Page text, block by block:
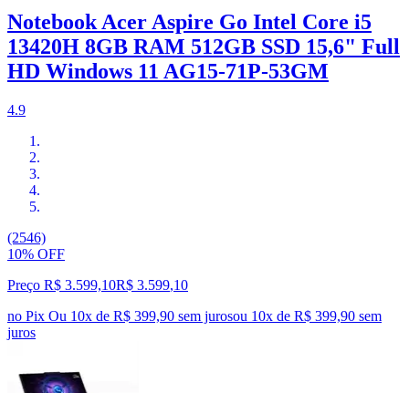
Notebook Acer Aspire Go Intel Core i5
13420H 8GB RAM 512GB SSD 15,6" Full
HD Windows 11 AG15-71P-53GM
4.9
(2546)
10% OFF
Preço R$ 3.599,10R$ 3.599,10
no Pix Ou 10x de R$ 399,90 sem jurosou 10x de R$ 399,90 sem
juros